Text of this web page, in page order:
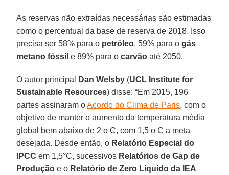
As reservas não extraídas necessárias são estimadas
como o percentual da base de reserva de 2018. Isso
precisa ser 58% para o petróleo, 59% para ogás
metano fóssil e 89% para ocarvão até 2050.
O autor principal Dan Welsby (UCL Institute for
Sustainable Resources) disse: “Em 2015, 196
partes assinaram oAcordo do Clima de Paris, com o
objetivo de manter o aumento da temperatura média
global bem abaixo de 2 o C, com 1,5 o C a meta
desejada. Desde então, o Relatório Especial do
IPCC em 1,5°C, sucessivos Relatórios de Gap de
Produção e o Relatório de Zero Líquido da IEA